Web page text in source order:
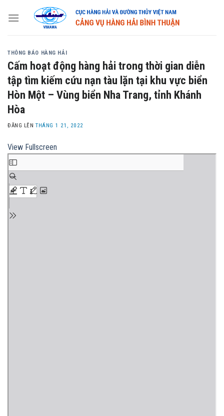
THÔNG BÁO HÀNG HẢI
Cấm hoạt động hàng hải trong thời gian diễn
tập tìm kiếm cứu nạn tàu lặn tại khu vực biển
Hòn Một – Vùng biển Nha Trang, tỉnh Khánh
Hòa
ĐĂNG LÊNTHÁNG 1 21, 2022
View Fullscreen